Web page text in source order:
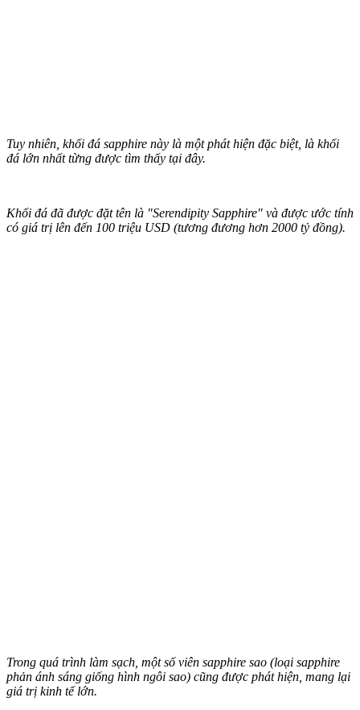
Tuy nhiên, khối đá sapphire này là một phát hiện đặc biệt, là khối
đá lớn nhất từng được tìm thấy tại đây.
Khối đá đã được đặt tên là "Serendipity Sapphire" và được ước tính
có giá trị lên đến 100 triệu USD (tương đương hơn 2000 tỷ đồng).
Trong quá trình làm sạch, một số viên sapphire sao (loại sapphire
phản ánh sáng giống hình ngôi sao) cũng được phát hiện, mang lại
giá trị kinh tế lớn.